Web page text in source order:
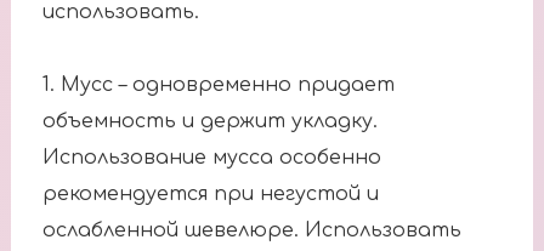
использовать.
1. Мусс – одновременно придает
объемность и держит укладку.
Использование мусса особенно
рекомендуется при негустой и
ослабленной шевелюре. Использовать